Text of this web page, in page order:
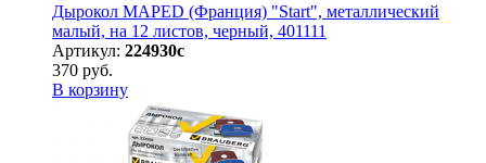
Дырокол MAPED (Франция) "Start", металлический
малый, на 12 листов, черный, 401111
Артикул: 224930с
370 руб.
В корзину